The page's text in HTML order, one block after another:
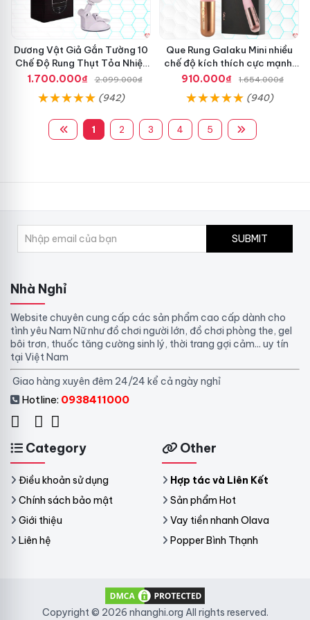
Dương Vật Giả Gắn Tường 10
Chế Độ Rung Thụt Tỏa Nhiệt
Cao Cấp
1.700.000₫ 2.099.000₫
(942)
Que Rung Galaku Mini nhiều
chế độ kích thích cực mạnh,
siêu sướng
910.000₫ 1.654.000₫
(940)
1 2 3 4 5
SUBMIT
Nhà Nghỉ
Website chuyên cung cấp các sản phẩm cao cấp dành cho
tình yêu Nam Nữ như đồ chơi người lớn, đồ chơi phòng the, gel
bôi trơn, thuốc tăng cường sinh lý, thời trang gợi cảm... uy tín
tại Việt Nam
Giao hàng xuyên đêm 24/24 kể cả ngày nghỉ
Hotline: 0938411000
Category
Điều khoản sử dụng
Chính sách bảo mật
Giới thiệu
Liên hệ
Other
Hợp tác và Liên Kết
Sản phẩm Hot
Vay tiền nhanh Olava
Popper Bình Thạnh
Copyright © 2026 nhanghi.org All rights reserved.